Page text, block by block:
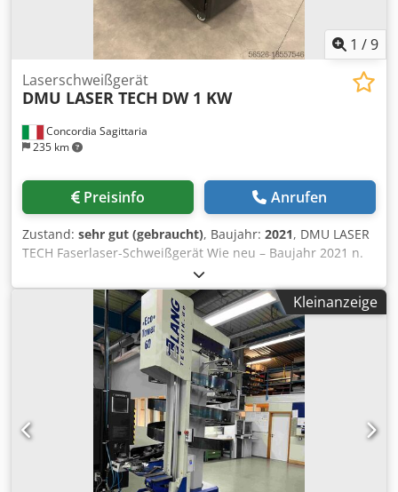
1 /9
Concordia Sagittaria
235 km
Laserschweißgerät
DMU LASER TECH DW 1 KW
Preisinfo Anrufen
Zustand: sehr gut (gebraucht), Baujahr: 2021, DMU LASER
TECH Faserlaser-Schweißgerät Wie neu – Baujahr 2021 n.
Chr. Credpfx Amjv Amxmsujf 1 Kw MT 1000P Komplett mit
Kabel und Taschenlampe.
Kleinanzeige